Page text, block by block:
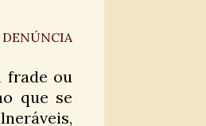
DENÚNCIA
frade ou
que se